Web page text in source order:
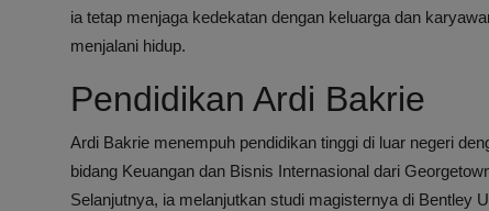
ia tetap menjaga kedekatan dengan keluarga dan
menjalani hidup.
Pendidikan Ardi Bakrie
Ardi Bakrie menempuh pendidikan tinggi di luar negeri
bidang Keuangan dan Bisnis Internasional dari
Selanjutnya, ia melanjutkan studi magisternya di Bentley